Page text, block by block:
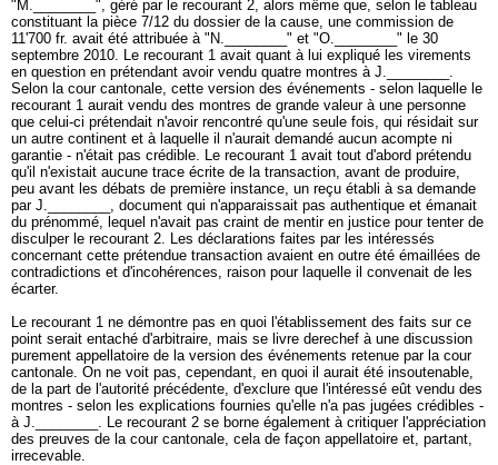
"M.________", géré par le recourant 2, alors même que, selon le tableau
constituant la pièce 7/12 du dossier de la cause, une commission de
11'700 fr. avait été attribuée à "N.________" et "O.________" le 30
septembre 2010. Le recourant 1 avait quant à lui expliqué les virements
en question en prétendant avoir vendu quatre montres à J.________.
Selon la cour cantonale, cette version des événements - selon laquelle le
recourant 1 aurait vendu des montres de grande valeur à une personne
que celui-ci prétendait n'avoir rencontré qu'une seule fois, qui résidait sur
un autre continent et à laquelle il n'aurait demandé aucun acompte ni
garantie - n'était pas crédible. Le recourant 1 avait tout d'abord prétendu
qu'il n'existait aucune trace écrite de la transaction, avant de produire,
peu avant les débats de première instance, un reçu établi à sa demande
par J.________, document qui n'apparaissait pas authentique et émanait
du prénommé, lequel n'avait pas craint de mentir en justice pour tenter de
disculper le recourant 2. Les déclarations faites par les intéressés
concernant cette prétendue transaction avaient en outre été émaillées de
contradictions et d'incohérences, raison pour laquelle il convenait de les
écarter.
Le recourant 1 ne démontre pas en quoi l'établissement des faits sur ce
point serait entaché d'arbitraire, mais se livre derechef à une discussion
purement appellatoire de la version des événements retenue par la cour
cantonale. On ne voit pas, cependant, en quoi il aurait été insoutenable,
de la part de l'autorité précédente, d'exclure que l'intéressé eût vendu des
montres - selon les explications fournies qu'elle n'a pas jugées crédibles -
à J.________. Le recourant 2 se borne également à critiquer l'appréciation
des preuves de la cour cantonale, cela de façon appellatoire et, partant,
irrecevable.